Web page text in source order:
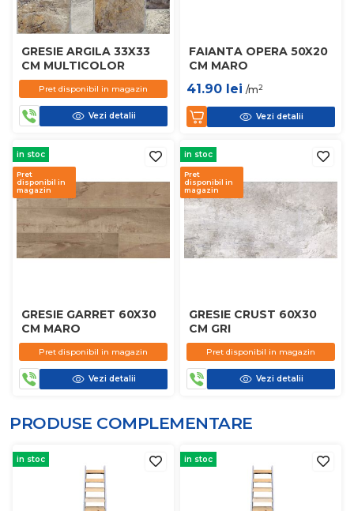
GRESIE ARGILA 33X33
CM MULTICOLOR
Pret disponibil in magazin
Vezi detalii
FAIANTA OPERA 50X20
CM MARO
41.90 lei /m2
Vezi detalii
in stoc
Pret
disponibil in
magazin
GRESIE GARRET 60X30
CM MARO
Pret disponibil in magazin
Vezi detalii
in stoc
Pret
disponibil in
magazin
GRESIE CRUST 60X30
CM GRI
Pret disponibil in magazin
Vezi detalii
PRODUSE COMPLEMENTARE
in stoc in stoc